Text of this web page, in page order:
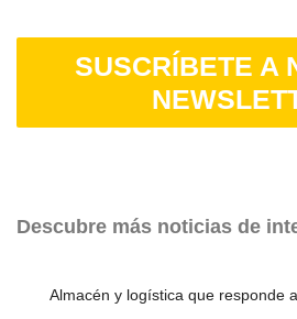
SUSCRÍBETE A
Descubre más noticias de
Almacén y logística que responde